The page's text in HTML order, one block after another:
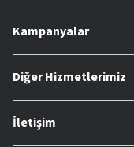
Kampanyalar
Diğer Hizmetlerimiz
İletişim